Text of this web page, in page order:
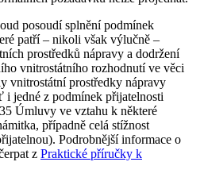
posoudí splnění podmínek
patří – nikoli však výlučně –
prostředků nápravy a dodržení
vnitrostátního rozhodnutí ve věci
vnitrostátní prostředky nápravy
jedné z podmínek přijatelnosti
Úmluvy ve vztahu k některé
případně celá stížnost
Podrobnější informace o
z Praktické příručky k